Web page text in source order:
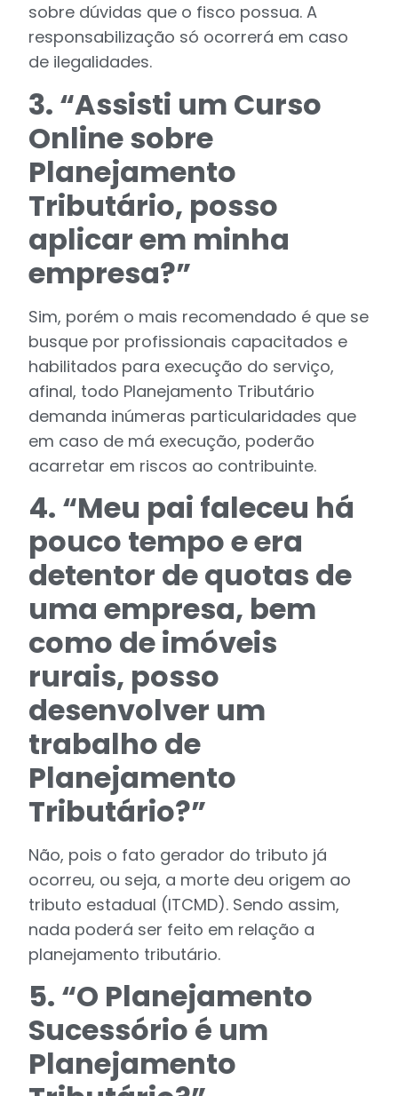
sobre dúvidas que o fisco possua. A
responsabilização só ocorrerá em caso
de ilegalidades.
3. “Assisti um Curso
Online sobre
Planejamento
Tributário, posso
aplicar em minha
empresa?”
Sim, porém o mais recomendado é que se
busque por profissionais capacitados e
habilitados para execução do serviço,
afinal, todo Planejamento Tributário
demanda inúmeras particularidades que
em caso de má execução, poderão
acarretar em riscos ao contribuinte.
4. “Meu pai faleceu há
pouco tempo e era
detentor de quotas de
uma empresa, bem
como de imóveis
rurais, posso
desenvolver um
trabalho de
Planejamento
Tributário?”
Não, pois o fato gerador do tributo já
ocorreu, ou seja, a morte deu origem ao
tributo estadual (ITCMD). Sendo assim,
nada poderá ser feito em relação a
planejamento tributário.
5. “O Planejamento
Sucessório é um
Planejamento